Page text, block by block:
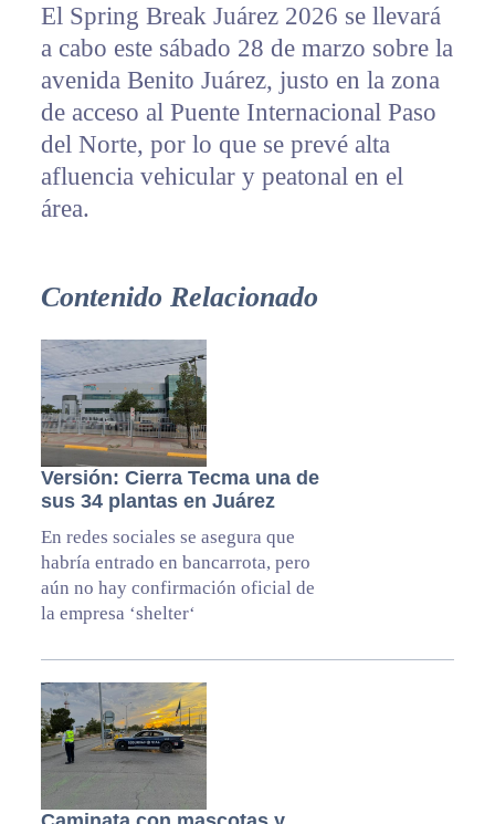
El Spring Break Juárez 2026 se llevará
a cabo este sábado 28 de marzo sobre la
avenida Benito Juárez, justo en la zona
de acceso al Puente Internacional Paso
del Norte, por lo que se prevé alta
afluencia vehicular y peatonal en el
área.
Contenido Relacionado
Versión: Cierra Tecma una de
sus 34 plantas en Juárez
En redes sociales se asegura que
habría entrado en bancarrota, pero
aún no hay confirmación oficial de
la empresa ‘shelter‘